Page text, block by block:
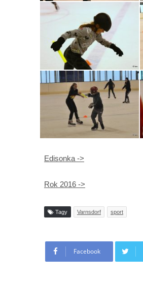
Edisonka ->
Rok 2016 ->
Tagy Varnsdorf sport
Facebook